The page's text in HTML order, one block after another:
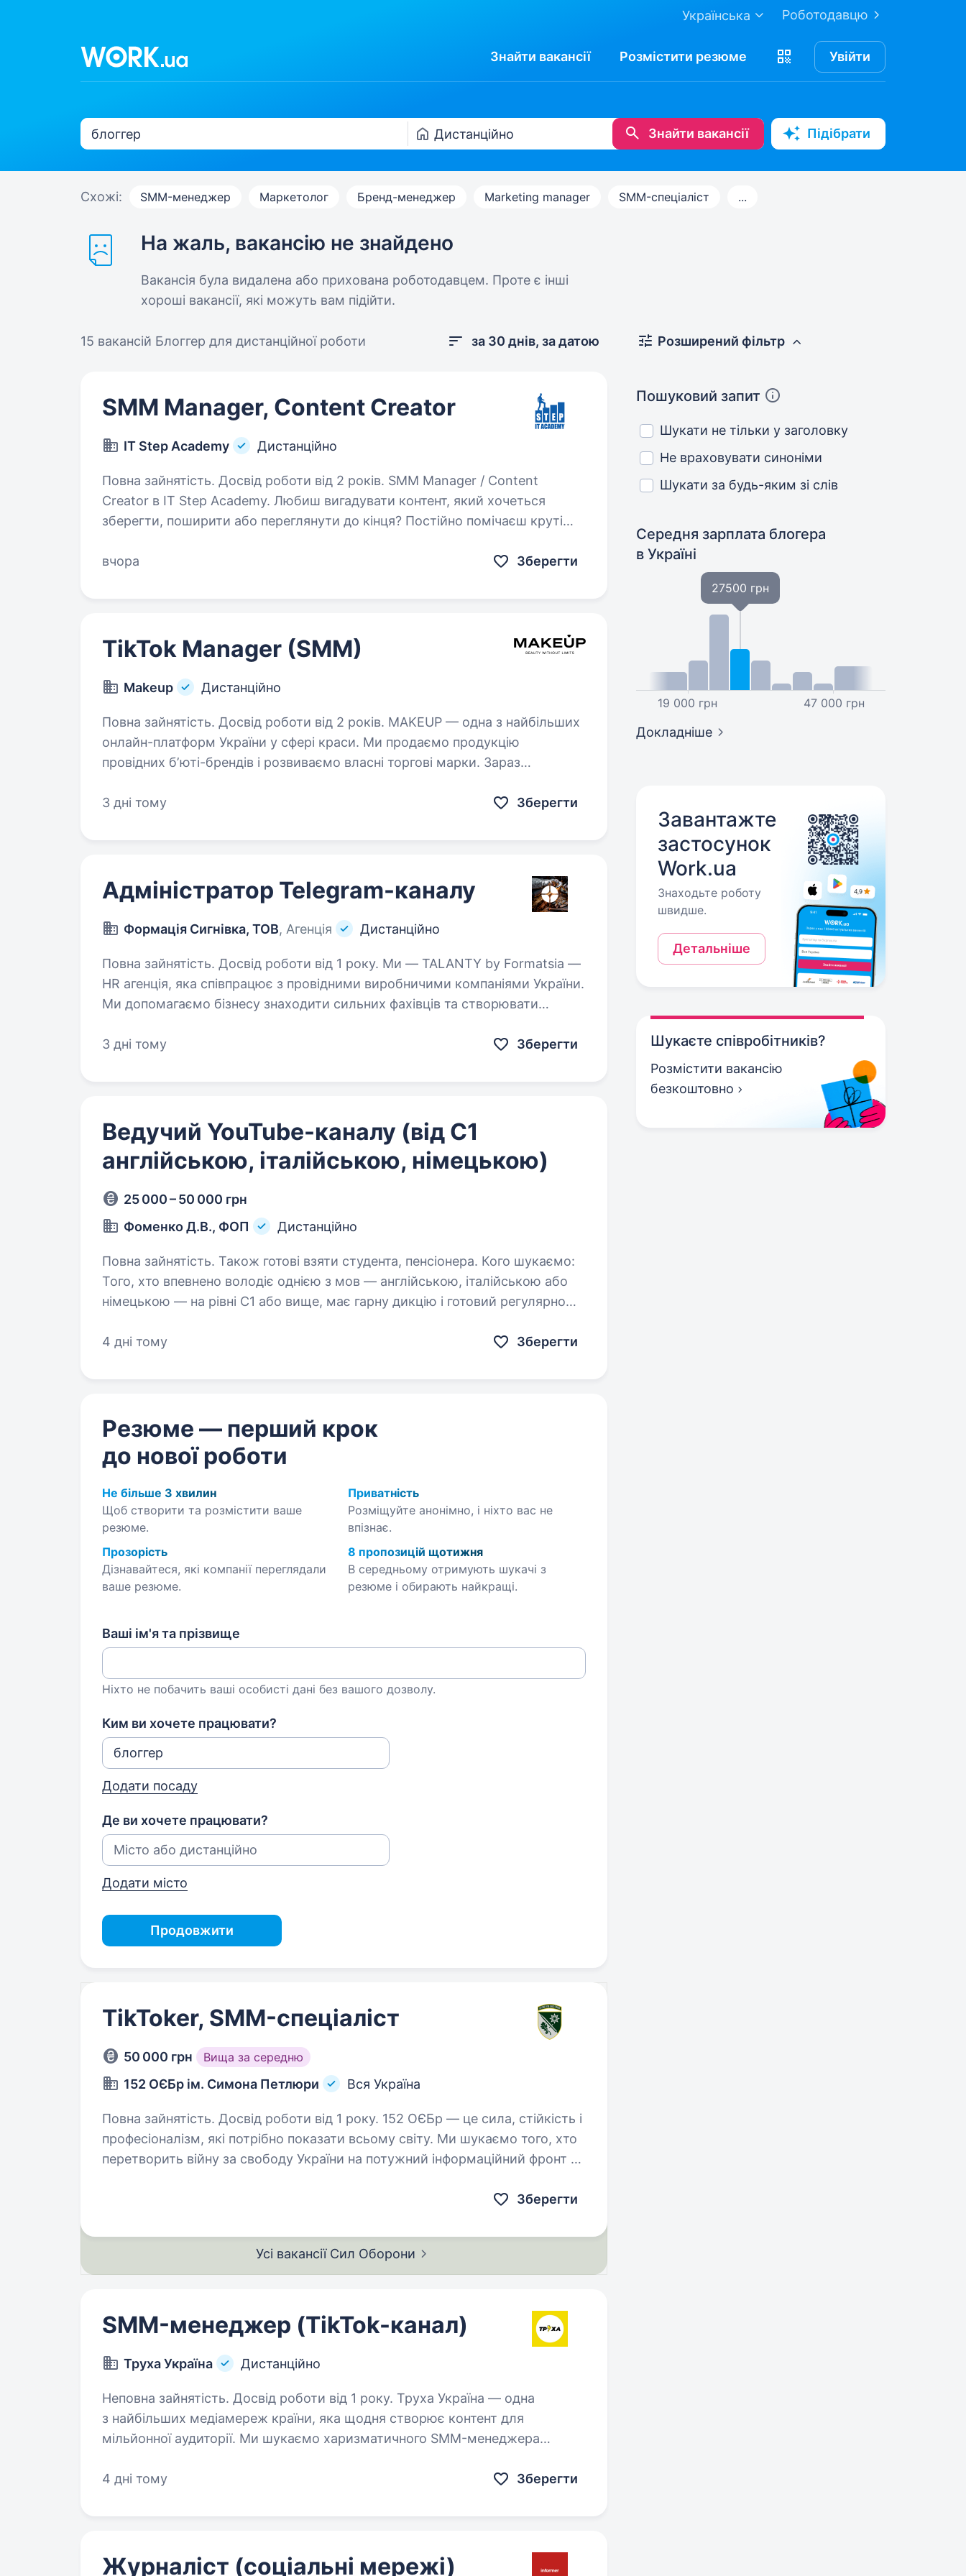
Роботодавцю
Українська
Знайти вакансії Розмістити резюме Увійти
Знайти вакансії Підібрати
Схожі: SMM-менеджер Маркетолог Бренд-менеджер Marketing manager SMM-спеціаліст ...
На жаль, вакансію не знайдено
Вакансія була видалена або прихована роботодавцем. Проте є інші
хороші вакансії, які можуть вам підійти.
15 вакансій Блоггер для дистанційної роботи за 30 днів, за датою
SMM Manager, Content Creator
IT Step Academy Дистанційно
Повна зайнятість. Досвід роботи від 2 років. SMM Manager / Content
Creator в IT Step Academy. Любиш вигадувати контент, який хочеться
зберегти, поширити або переглянути до кінця? Постійно помічаєш круті
вчора
Зберегти
TikTok Manager (SMM)
Makeup Дистанційно
Повна зайнятість. Досвід роботи від 2 років. MAKEUP — одна з найбільших
онлайн-платформ України у сфері краси. Ми продаємо продукцію
провідних бʼюті-брендів і розвиваємо власні торгові марки. Зараз
3 дні тому
Зберегти
Адміністратор Telegram-каналу
Формація Сигнівка, ТОВ, Агенція Дистанційно
Повна зайнятість. Досвід роботи від 1 року. Ми — TALANTY by Formatsia —
HR агенція, яка співпрацює з провідними виробничими компаніями України.
Ми допомагаємо бізнесу знаходити сильних фахівців та створювати
3 дні тому
Зберегти
Ведучий YouTube-каналу (від С1
англійською, італійською, німецькою)
25 000 – 50 000 грн
Фоменко Д.В., ФОП
Дистанційно
Повна зайнятість. Також готові взяти студента, пенсіонера. Кого шукаємо:
Того, хто впевнено володіє однією з мов — англійською, італійською або
німецькою — на рівні C1 або вище, має гарну дикцію і готовий регулярно
4 дні тому
Зберегти
Резюме — перший крок
до нової роботи
Не більше 3 хвилин
Щоб створити та розмістити ваше
резюме.
Приватність
Розміщуйте анонімно, і ніхто вас не
впізнає.
Прозорість
Дізнавайтеся, які компанії переглядали
ваше резюме.
8 пропозицій щотижня
В середньому отримують шукачі з
резюме і обирають найкращі.
Ваші ім'я та прізвище
Ніхто не побачить ваші особисті дані без вашого дозволу.
Ким ви хочете працювати?
Додати посаду
Де ви хочете працювати?
Додати місто
Продовжити
TikToker, SMM-спеціаліст
50 000 грн Вища за середню
152 ОЄБр ім. Симона Петлюри Вся Україна
Повна зайнятість. Досвід роботи від 1 року. 152 ОЄБр — це сила, стійкість і
професіоналізм, які потрібно показати всьому світу. Ми шукаємо того, хто
перетворить війну за свободу України на потужний інформаційний фронт —
Зберегти
Усі вакансії Сил Оборони
SMM-менеджер (TikTok-канал)
Труха Україна Дистанційно
Неповна зайнятість. Досвід роботи від 1 року. Труха Україна — одна
з найбільших медіамереж країни, яка щодня створює контент для
мільйонної аудиторії. Ми шукаємо харизматичного SMM-менеджера
та готовий…
4 дні тому Зберегти
Журналіст (соціальні мережі)
Розширений фільтр
Пошуковий запит
Шукати не тільки у заголовку
Не враховувати синоніми
Шукати за будь-яким зі слів
Середня зарплата блогера
в Україні
19 000 грн
27500 грн
47 000 грн
Докладніше
Завантажте
застосунок
Work.ua
Знаходьте роботу
швидше.
Детальніше
Шукаєте співробітників?
Розмістити вакансію
безкоштовно